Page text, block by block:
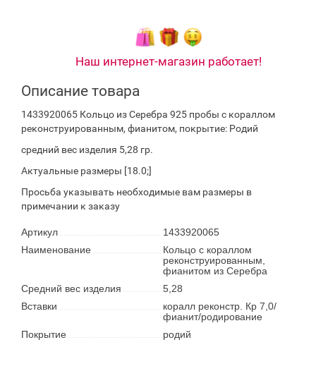
Наш интернет-магазин работает!
Описание товара
1433920065 Кольцо из Серебра 925 пробы с кораллом
реконструированным, фианитом, покрытие: Родий
средний вес изделия 5,28 гр.
Актуальные размеры [18.0;]
Просьба указывать необходимые вам размеры в
примечании к заказу
Артикул
1433920065
Наименование
Кольцо с кораллом
реконструированным,
фианитом из Серебра
Средний вес изделия
5,28
Вставки
коралл реконстр. Кр 7,0/
фианит/родирование
Покрытие
родий